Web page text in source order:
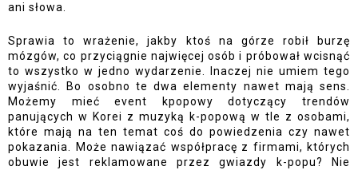
ani słowa.
Sprawia to wrażenie, jakby ktoś na górze robił burzę
mózgów, co przyciągnie najwięcej osób i próbował wcisnąć
to wszystko w jedno wydarzenie. Inaczej nie umiem tego
wyjaśnić. Bo osobno te dwa elementy nawet mają sens.
Możemy mieć event kpopowy dotyczący trendów
panujących w Korei z muzyką k-popową w tle z osobami,
które mają na ten temat coś do powiedzenia czy nawet
pokazania. Może nawiązać współpracę z firmami, których
obuwie jest reklamowane przez gwiazdy k-popu? Nie